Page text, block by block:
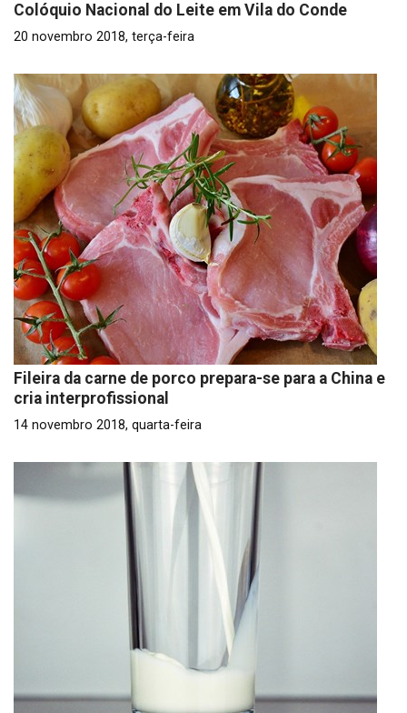
Colóquio Nacional do Leite em Vila do Conde
20 novembro 2018, terça-feira
Fileira da carne de porco prepara-se para a China e
cria interprofissional
14 novembro 2018, quarta-feira